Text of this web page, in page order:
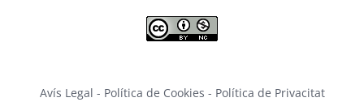
Avís Legal - Política de Cookies - Política de Privacitat